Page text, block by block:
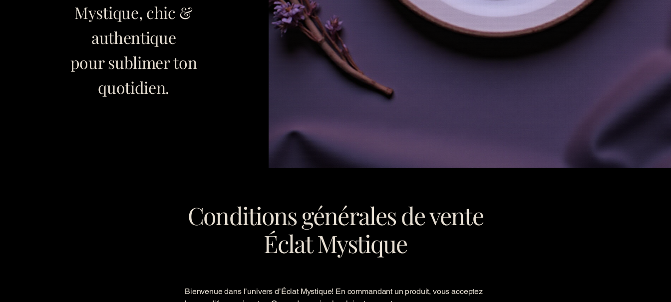
Mystique, chic &
authentique
pour sublimer ton
quotidien.
Conditions générales de vente
Éclat Mystique
Bienvenue dans l’univers d’Éclat Mystique! En commandant un produit, vous acceptez